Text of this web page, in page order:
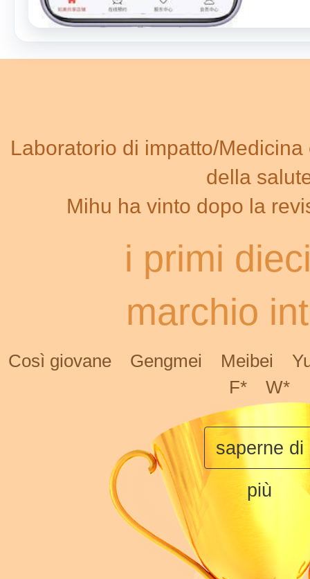
Laboratorio di impatto/
della
Mihu ha vinto dopo la
i primi
marchio
Così giovane Gengmei Meibei
F*
W*
saperne di
più